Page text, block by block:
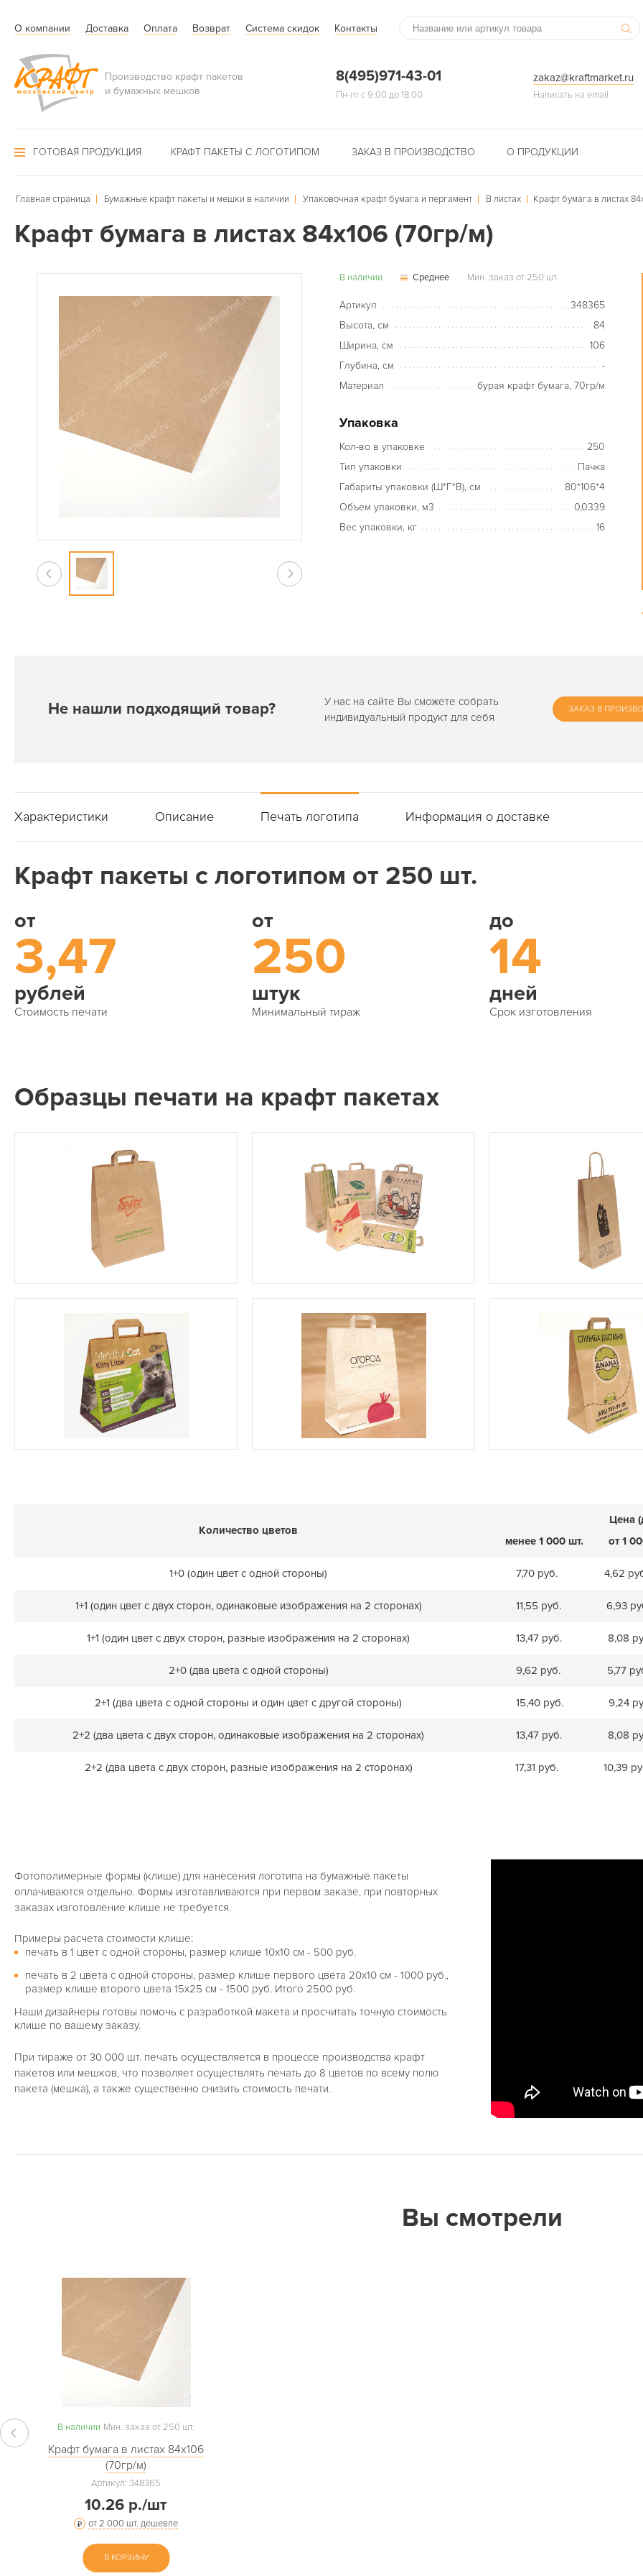
О компании Доставка Оплата Возврат Система скидок Контакты
Производство крафт пакетов
и бумажных мешков
8(495)971-43-01
Пн-пт с 9:00 до 18:00
zakaz@kraftmarket.ru
Написать на email
ГОТОВАЯ ПРОДУКЦИЯ КРАФТ ПАКЕТЫ С ЛОГОТИПОМ ЗАКАЗ В ПРОИЗВОДСТВО О ПРОДУКЦИИ
Главная страница Бумажные крафт пакеты и мешки в наличии Упаковочная крафт бумага и пергамент В листах Крафт бумага в листах
Крафт бумага в листах 84х106 (70гр/м)
В наличии Среднее Мин. заказ от 250 шт.
Артикул
348365
Высота, см
84
Ширина, см
106
Глубина, см
-
Материал
бурая крафт бумага, 70гр/м
Упаковка
Кол-во в упаковке
250
Тип упаковки
Пачка
Габариты упаковки (Ш*Г*В), см
80*106*4
Объем упаковки, м3
0,0339
Вес упаковки, кг
16
Не нашли подходящий товар?
У нас на сайте Вы сможете собрать
индивидуальный продукт для себя
ЗАКАЗ В
Характеристики Описание Печать логотипа Информация о доставке
Крафт пакеты с логотипом от 250 шт.
от
3,47
рублей
Стоимость печати
от
250
штук
Минимальный тираж
до
14
дней
Срок изготовления
Образцы печати на крафт пакетах
Количество цветов
Цена
менее 1 000 шт.
от 1
1+0 (один цвет с одной стороны) 7,70 руб. 4,62
1+1 (один цвет с двух сторон, одинаковые изображения на 2 сторонах) 11,55 руб. 6,93
1+1 (один цвет с двух сторон, разные изображения на 2 сторонах) 13,47 руб. 8,08
2+0 (два цвета с одной стороны) 9,62 руб. 5,77
2+1 (два цвета с одной стороны и один цвет с другой стороны) 15,40 руб. 9,24
2+2 (два цвета с двух сторон, одинаковые изображения на 2 сторонах) 13,47 руб. 8,08
2+2 (два цвета с двух сторон, разные изображения на 2 сторонах) 17,31 руб. 10,39
Фотополимерные формы (клише) для нанесения логотипа на бумажные пакеты
оплачиваются отдельно. Формы изготавливаются при первом заказе, при повторных
заказах изготовление клише не требуется.
Примеры расчета стоимости клише:
печать в 1 цвет с одной стороны, размер клише 10х10 см - 500 руб.
печать в 2 цвета с одной стороны, размер клише первого цвета 20х10 см - 1000 руб.,
размер клише второго цвета 15х25 см - 1500 руб. Итого 2500 руб.
Наши дизайнеры готовы помочь с разработкой макета и просчитать точную стоимость
клише по вашему заказу.
При тираже от 30 000 шт. печать осуществляется в процессе производства крафт
пакетов или мешков, что позволяет осуществлять печать до 8 цветов по всему полю
пакета (мешка), а также существенно снизить стоимость печати.
Вы смотрели
В наличии Мин. заказ от 250 шт.
Крафт бумага в листах 84х106
(70гр/м)
Артикул: 348365
10.26 р./шт
от 2 000 шт. дешевле
В КОРЗИНУ